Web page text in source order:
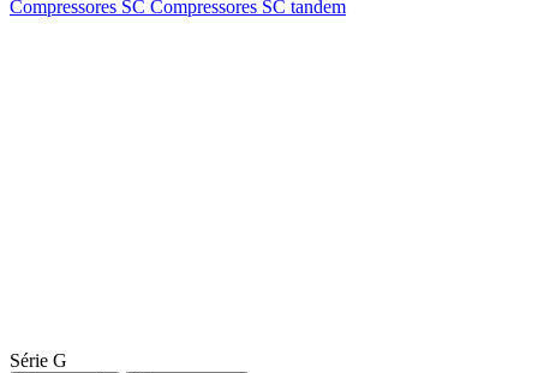
Compressores SC Compressores SC tandem
Série G